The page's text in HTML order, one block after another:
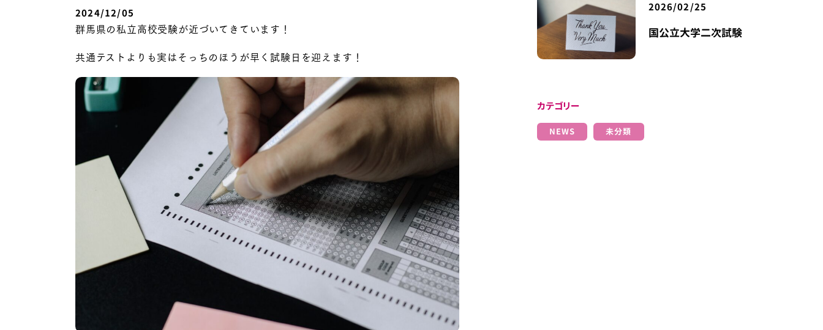
2024/12/05
群馬県の私立高校受験が近づいてきています！
共通テストよりも実はそっちのほうが早く試験日を迎えます！
2026/02/25
国公立大学二次試験
カテゴリー
NEWS 未分類